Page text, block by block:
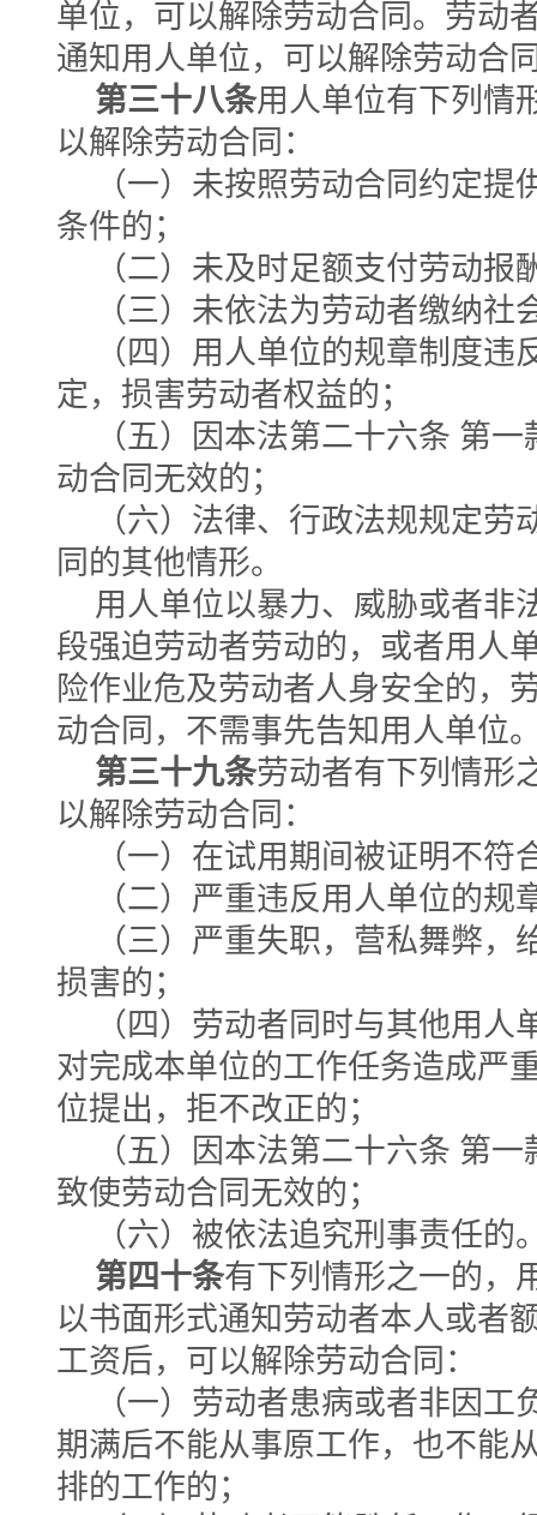
单位，可以解除劳动合同。劳动
通知用人单位，可以解除劳动合
第三十八条用人单位有下列情
以解除劳动合同：
（一）未按照劳动合同约定提
条件的；
（二）未及时足额支付劳动报
（三）未依法为劳动者缴纳社
（四）用人单位的规章制度违
定，损害劳动者权益的；
（五）因本法第二十六条 第
动合同无效的；
（六）法律、行政法规规定劳
同的其他情形。
用人单位以暴力、威胁或者非
段强迫劳动者劳动的，或者用人
险作业危及劳动者人身安全的，
动合同，不需事先告知用人单位
第三十九条劳动者有下列情形
以解除劳动合同：
（一）在试用期间被证明不符
（二）严重违反用人单位的规
（三）严重失职，营私舞弊，
损害的；
（四）劳动者同时与其他用人
对完成本单位的工作任务造成严
位提出，拒不改正的；
（五）因本法第二十六条 第
致使劳动合同无效的；
（六）被依法追究刑事责任的
第四十条有下列情形之一的，
以书面形式通知劳动者本人或者
工资后，可以解除劳动合同：
（一）劳动者患病或者非因工
期满后不能从事原工作，也不能
排的工作的；